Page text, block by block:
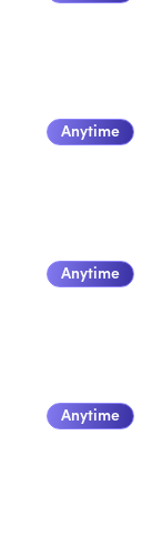
Anytime
Anytime
Anytime